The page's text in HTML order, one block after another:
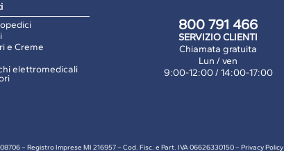
e Creme
elettromedicali
800 791 466
SERVIZIO CLIENTI
Chiamata gratuita
Lun / ven
9:00-12:00 / 14:00-17:00
– Registro Imprese MI 216957 – Cod. Fisc. e Part. IVA 06626330150 – Privacy Policy